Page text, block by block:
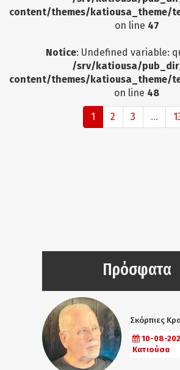
content/themes/katiousa_theme/
on line 47
Notice: Undefined variable:
/srv/katiousa/
content/themes/katiousa_theme/
on line 48
1 2 3 ...
Πρόσφατα
Σκόρπιες
10-08-
Κατιούσα